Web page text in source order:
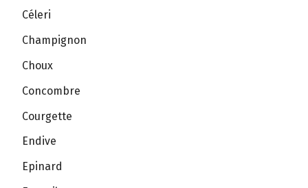
Céleri
Champignon
Choux
Concombre
Courgette
Endive
Epinard